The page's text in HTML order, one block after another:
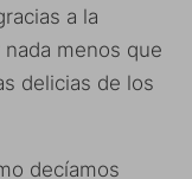
a la
menos que
delicias de los
decíamos